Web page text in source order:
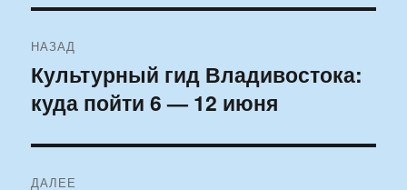
по
записям
НАЗАД
Предыдущая
запись:
Культурный гид Владивостока:
куда пойти 6 — 12 июня
ДАЛЕЕ